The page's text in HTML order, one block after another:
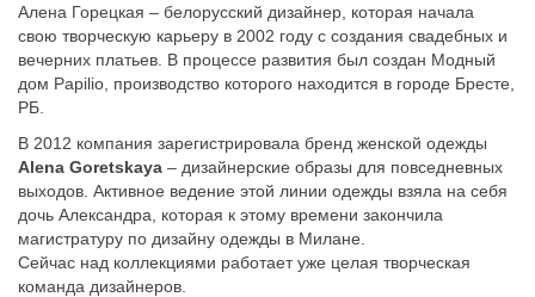
Алена Горецкая – белорусский дизайнер, которая начала
свою творческую карьеру в 2002 году с создания свадебных и
вечерних платьев. В процессе развития был создан Модный
дом Papilio , производство которого находится в городе Бресте,
РБ.
В 2012 компания зарегистрировала бренд женской одежды
Alena Goretskaya – дизайнерские образы для повседневных
выходов. Активное ведение этой линии одежды взяла на себя
дочь Александра, которая к этому времени закончила
магистратуру по дизайну одежды в Милане.
Сейчас над коллекциями работает уже целая творческая
команда дизайнеров.